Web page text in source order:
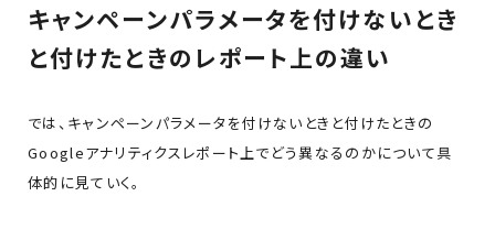
キャンペーンパラメータを付けないとき
と付けたときのレポート上の違い
では、キャンペーンパラメータを付けないときと付けたときの
Googleアナリティクスレポート上でどう異なるのかについて具
体的に見ていく。